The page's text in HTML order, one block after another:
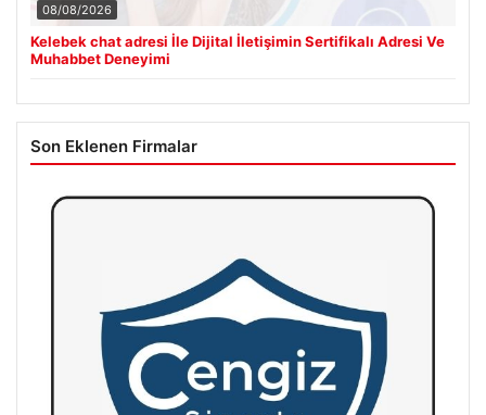
08/08/2026
Kelebek chat adresi İle Dijital İletişimin Sertifikalı Adresi Ve
Muhabbet Deneyimi
Son Eklenen Firmalar